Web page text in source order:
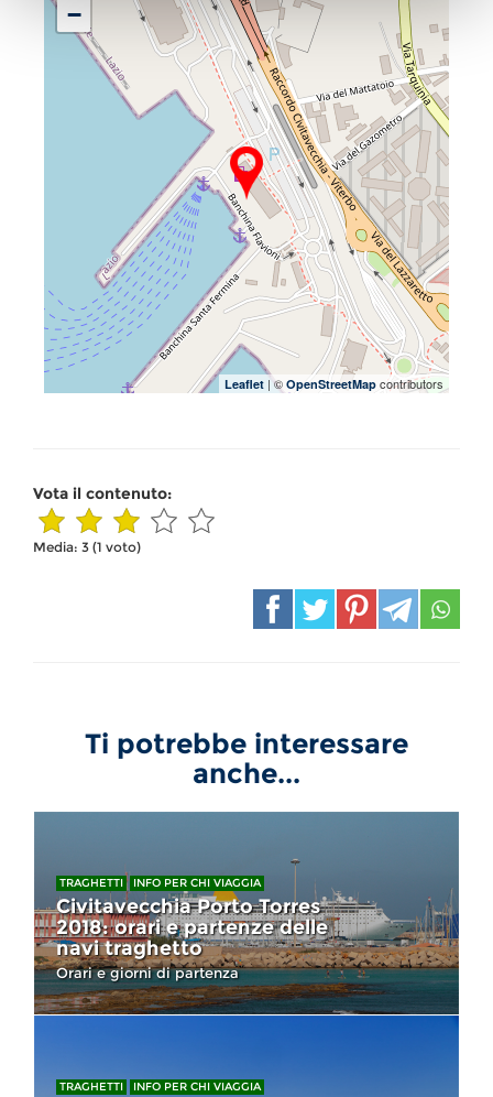
−
Leaflet | © OpenStreetMap contributors
Vota il contenuto:
Media: 3 (1 voto)
Ti potrebbe interessare
anche...
TRAGHETTI INFO PER CHI VIAGGIA
Civitavecchia Porto Torres
2018: orari e partenze delle
navi traghetto
Orari e giorni di partenza
TRAGHETTI INFO PER CHI VIAGGIA